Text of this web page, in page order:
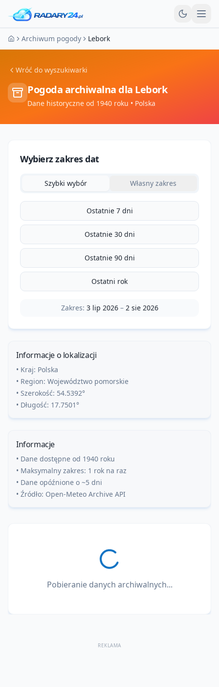
Strona główna
Archiwum pogody Lebork
Wróć do wyszukiwarki
Pogoda archiwalna dla Lebork
Dane historyczne od 1940 roku • Polska
Wybierz zakres dat
Szybki wybór Własny zakres
Ostatnie 7 dni
Ostatnie 30 dni
Ostatnie 90 dni
Ostatni rok
Zakres: 3 lip 2026– 2 sie 2026
Informacje o lokalizacji
• Kraj: Polska
• Region: Województwo pomorskie
• Szerokość: 54.5392°
• Długość: 17.7501°
Informacje
• Dane dostępne od 1940 roku
• Maksymalny zakres: 1 rok na raz
• Dane opóźnione o ~5 dni
• Źródło: Open-Meteo Archive API
Pobieranie danych archiwalnych...
REKLAMA